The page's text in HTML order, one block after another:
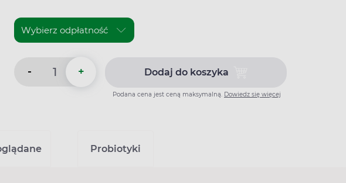
- + Dodaj do koszykaDodaj do koszyka
Podana cena jest ceną maksymalną. Dowiedz się więcej
Probiotyki